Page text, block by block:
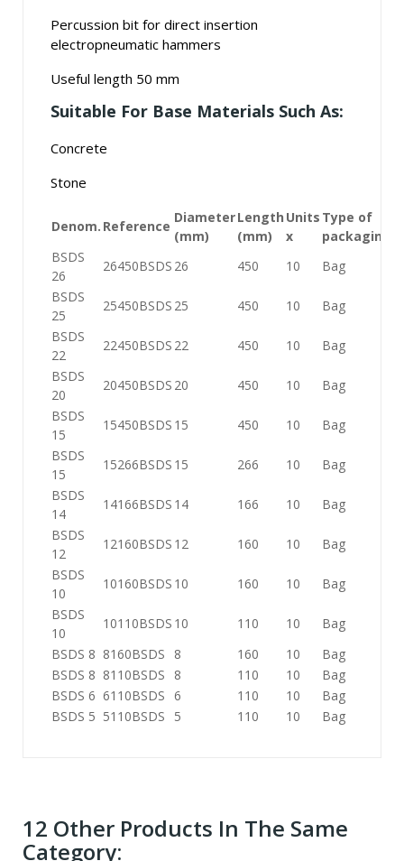
Percussion bit for direct insertion
electropneumatic hammers
Useful length 50 mm
Suitable For Base Materials Such As:
Concrete
Stone
Denom. Reference
Diameter
(mm)
Length
(mm)
Units
x
Type of
packaging
BSDS
26
26450BSDS 26 450 10
Bag
BSDS
25
25450BSDS 25 450 10
Bag
BSDS
22
22450BSDS 22 450 10
Bag
BSDS
20
20450BSDS 20 450 10
Bag
BSDS
15
15450BSDS 15 450 10
Bag
BSDS
15
15266BSDS 15 266 10
Bag
BSDS
14
14166BSDS 14 166 10
Bag
BSDS
12
12160BSDS 12 160 10
Bag
BSDS
10
10160BSDS 10 160 10
Bag
BSDS
10
10110BSDS 10 110 10
Bag
BSDS 8 8160BSDS 8 160 10
Bag
BSDS 8 8110BSDS 8 110 10
Bag
BSDS 6 6110BSDS 6 110 10
Bag
BSDS 5 5110BSDS 5 110 10 Bag
12 Other Products In The Same
Category: